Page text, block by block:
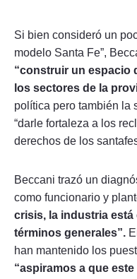
Si bien consideró un
modelo Santa Fe”,
“construir un espacio
los sectores de la
política pero también la
“darle fortaleza a los
derechos de los
Beccani trazó un
como funcionario y
crisis, la industria
términos generales”.
han mantenido los
“aspiramos a que